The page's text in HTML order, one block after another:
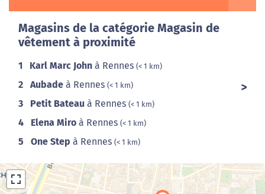
Magasins de la catégorie Magasin de
vêtement à proximité
1 Karl Marc John à Rennes (< 1 km)
2 Aubade à Rennes (< 1 km)
3 Petit Bateau à Rennes (< 1 km)
4 Elena Miro à Rennes (< 1 km)
5 One Step à Rennes (< 1 km)